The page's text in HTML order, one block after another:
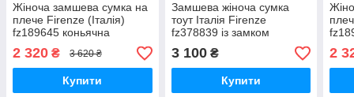
Жіноча замшева сумка на
плече Firenze (Італія)
fz189645 коньячна
2 320 ₴ 3 620 ₴
Купити
Замшева жіноча сумка
тоут Італія Firenze
fz378839 із замком
спереду
3 100₴
Купити
2